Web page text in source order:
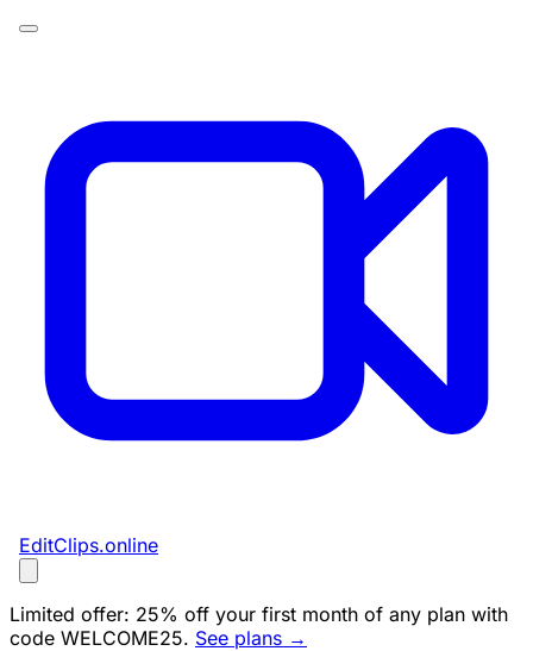
EditClips.online
Limited offer: 25% off your first month of any plan with
code WELCOME25. See plans →